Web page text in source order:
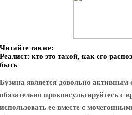
Читайте также:
Реалист: кто это такой, как его
быть
Бузина является довольно активным
обязательно проконсультируйтесь с
использовать ее вместе с